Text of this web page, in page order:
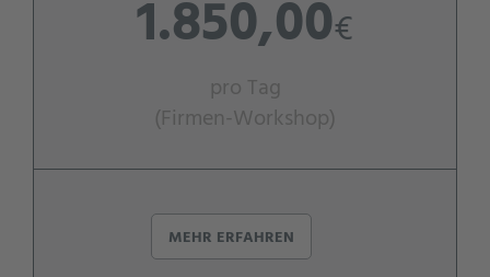
1.850,00€
pro Tag
(Firmen-Workshop)
MEHR ERFAHREN